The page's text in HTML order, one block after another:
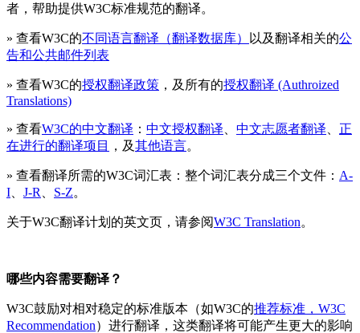
者，帮助提供W3C标准规范的翻译。
» 查看W3C的不同语言翻译（翻译数据库） 以及翻译相关的公
告和公共邮件列表
» 查看W3C的授权翻译政策 ，及所有的授权翻译 (Authroized
Translations)
» 查看W3C的中文翻译 ： 中文授权翻译 中文志愿者翻译
正
在进行的翻译项目
，及其他语言。
» 查看翻译所需的W3C词汇表：整个词汇表分成三个文件： A-
I
J-R S-Z。
关于W3C翻译计划的英文页，请参阅W3C Translation。
哪些内容需要翻译？
W3C鼓励对相对稳定的标准版本（如W3C的推荐标准，W3C
Recommendation）进行翻译，这类翻译将可能产生更大的影响